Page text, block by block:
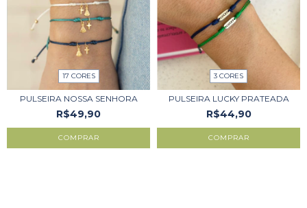
17 CORES
PULSEIRA NOSSA SENHORA
R$49,90
COMPRAR
3 CORES
PULSEIRA LUCKY PRATEADA
R$44,90
COMPRAR